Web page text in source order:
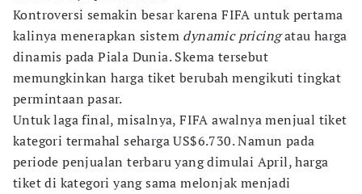
Kontroversi semakin besar karena FIFA untuk pertama
kalinya menerapkan sistem dynamic pricingatau harga
dinamis pada Piala Dunia. Skema tersebut
memungkinkan harga tiket berubah mengikuti tingkat
permintaan pasar.
Untuk laga final, misalnya, FIFA awalnya menjual tiket
kategori termahal seharga US$6.730. Namun pada
periode penjualan terbaru yang dimulai April, harga
tiket di kategori yang sama melonjak menjadi